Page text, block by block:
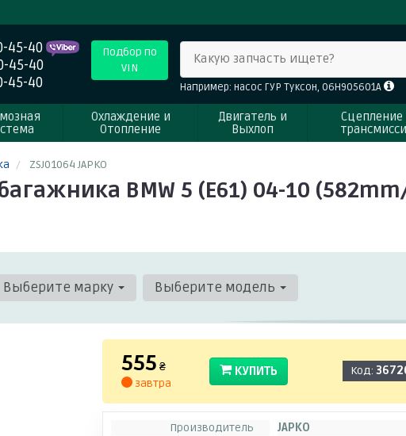
45-40
45-40
45-40
Подбор по
VIN
Какую запчасть ищете?
Например: насос ГУР Туксон, 06H905601A
Охлаждение и
Отопление
Двигатель и
Выхлоп
Сцепление
ZSJ01064 JAPKO
BMW 5 (E61) 04-10 (582mm/
Выберите марку Выберите модель
555 ₴
завтра
КУПИТЬ Код:
Производитель
JAPKO